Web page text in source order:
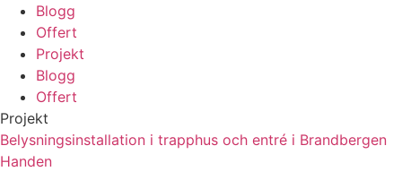
Blogg
Offert
Projekt
Blogg
Offert
Projekt
Belysningsinstallation i trapphus och entré i Brandbergen
Handen